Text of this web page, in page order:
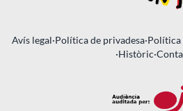
Avís legal·Política de privadesa·Política
·Històric·